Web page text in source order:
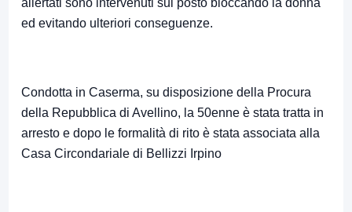
allertati sono intervenuti sul posto bloccando la donna
ed evitando ulteriori conseguenze.
Condotta in Caserma, su disposizione della Procura
della Repubblica di Avellino, la 50enne è stata tratta in
arresto e dopo le formalità di rito è stata associata alla
Casa Circondariale di Bellizzi Irpino